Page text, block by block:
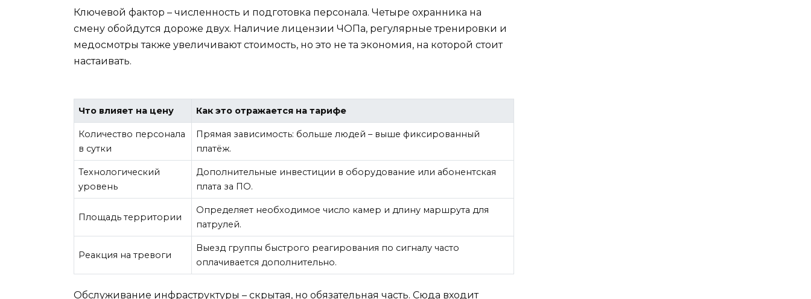
Ключевой фактор – численность и подготовка персонала. Четыре охранника на
смену обойдутся дороже двух. Наличие лицензии ЧОПа, регулярные тренировки и
медосмотры также увеличивают стоимость, но это не та экономия, на которой стоит
настаивать.
Что влияет на цену Как это отражается на тарифе
Количество персонала
в сутки
Прямая зависимость: больше людей – выше фиксированный
платёж.
Технологический
уровень
Дополнительные инвестиции в оборудование или абонентская
плата за ПО.
Площадь территории
Определяет необходимое число камер и длину маршрута для
патрулей.
Реакция на тревоги
Выезд группы быстрого реагирования по сигналу часто
оплачивается дополнительно.
Обслуживание инфраструктуры – скрытая, но обязательная часть. Сюда входит